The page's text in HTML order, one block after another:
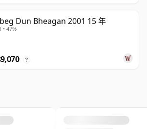
Dun Bheagan 2001 15 年
• 47%
?